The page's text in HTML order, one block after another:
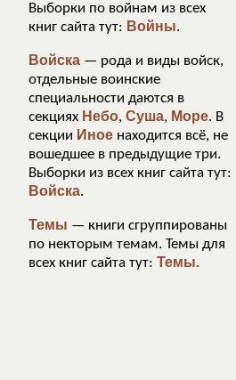
Выборки по войнам из всех
книг сайта тут: Войны.
Войска — рода и виды войск,
отдельные воинские
специальности даются в
секциях Небо, Суша, Море. В
секции Иное находится всё, не
вошедшее в предыдущие три.
Выборки из всех книг сайта тут:
Войска.
Темы — книги сгруппированы
по некторым темам. Темы для
всех книг сайта тут: Темы.